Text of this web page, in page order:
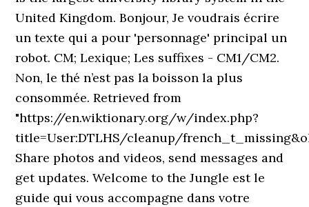
United Kingdom. Bonjour, Je voudrais écrire
un texte qui a pour 'personnage' principal un
robot. CM; Lexique; Les suffixes - CM1/CM2.
Non, le thé n’est pas la boisson la plus
consommée. Retrieved from
"https://en.wiktionary.org/w/index.php?
title=User:DTLHS/cleanup/
Share photos and videos, send messages and
get updates. Welcome to the Jungle est le
guide qui vous accompagne dans votre